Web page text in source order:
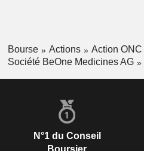
Bourse Actions
Action ONC
Société BeOne Medicines AG
N°1 du Conseil
Boursier